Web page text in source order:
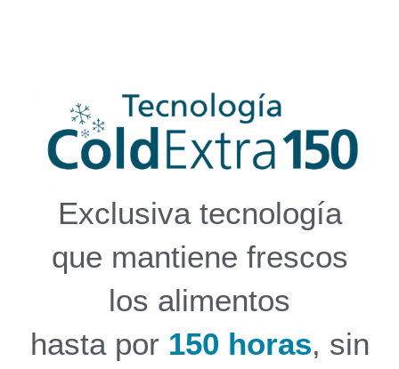
Exclusiva tecnología
que mantiene frescos
los alimentos
hasta por 150 horas, sin